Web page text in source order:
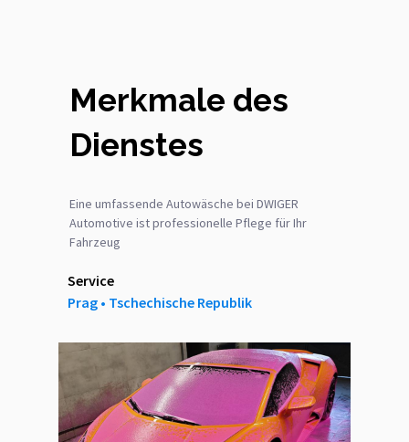
Merkmale des
Dienstes
Eine umfassende Autowäsche bei DWIGER
Automotive ist professionelle Pflege für Ihr
Fahrzeug
Service
Prag ‎‎•‎ Tschechische Republik